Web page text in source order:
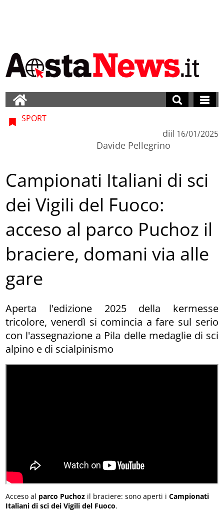
SPORT
di
Davide Pellegrino
il 16/01/2025
Campionati Italiani di sci
dei Vigili del Fuoco:
acceso al parco Puchoz il
braciere, domani via alle
gare
Aperta l'edizione 2025 della kermesse
tricolore, venerdì si comincia a fare sul serio
con l'assegnazione a Pila delle medaglie di sci
alpino e di scialpinismo
Acceso al parco Puchoz il braciere: sono aperti iCampionati
Italiani di sci dei Vigili del Fuoco.